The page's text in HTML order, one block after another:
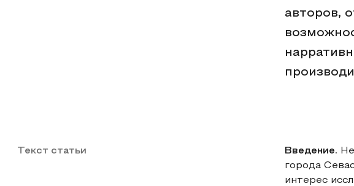
авторов,
Текст статьи Введение.
города
интерес